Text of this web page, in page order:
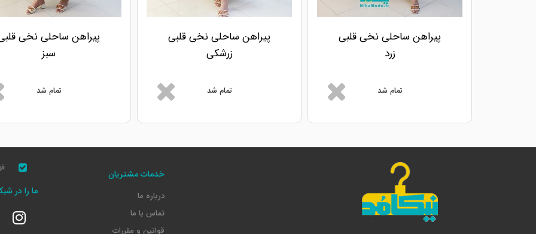
پیراهن ساحلی نخی قلبی
زرد
تمام شد
پیراهن ساحلی نخی قلبی
زرشکی
تمام شد
پیراهن ساحلی نخی
سبز
تمام شد
خدمات مشتریان
درباره ما
تماس با ما
قوانین و مقررات
ما را در